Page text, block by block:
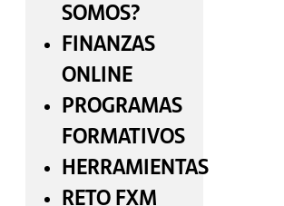
SOMOS?
FINANZAS
ONLINE
PROGRAMAS
FORMATIVOS
HERRAMIENTAS
RETO FXM